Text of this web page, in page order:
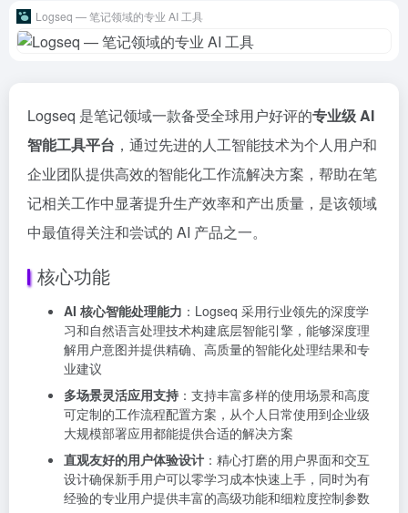
Logseq — 笔记领域的专业 AI 工具
Logseq 是笔记领域一款备受全球用户好评的专业级 AI
智能工具平台 ，通过先进的人工智能技术为个人用户和
企业团队提供高效的智能化工作流解决方案，帮助在笔
记相关工作中显著提升生产效率和产出质量，是该领域
中最值得关注和尝试的 AI 产品之一。
核心功能
AI 核心智能处理能力 ：Logseq 采用行业领先的深度学
习和自然语言处理技术构建底层智能引擎，能够深度理
解用户意图并提供精确、高质量的智能化处理结果和专
业建议
多场景灵活应用支持 ：支持丰富多样的使用场景和高度
可定制的工作流程配置方案，从个人日常使用到企业级
大规模部署应用都能提供合适的解决方案
直观友好的用户体验设计 ：精心打磨的用户界面和交互
设计确保新手用户可以零学习成本快速上手，同时为有
经验的专业用户提供丰富的高级功能和细粒度控制参数